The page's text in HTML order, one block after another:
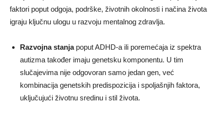
faktori poput odgoja, podrške, životnih okolnosti i načina života
igraju ključnu ulogu u razvoju mentalnog zdravlja.
Razvojna stanjapoput ADHD-a ili poremećaja iz spektra
autizma također imaju genetsku komponentu. U tim
slučajevima nije odgovoran samo jedan gen, već
kombinacija genetskih predispozicija i spoljašnjih faktora,
uključujući životnu sredinu i stil života.